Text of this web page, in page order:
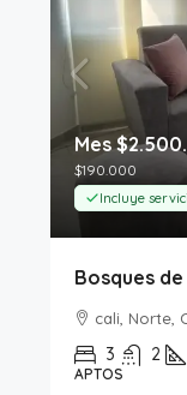
Mes
$190.000
Incluye
Bosques
cali, Norte,
3 2
APTOS